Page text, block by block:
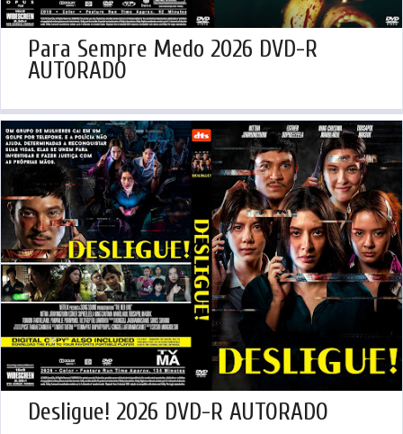
Para Sempre Medo 2026 DVD-R
AUTORADO
Desligue! 2026 DVD-R AUTORADO